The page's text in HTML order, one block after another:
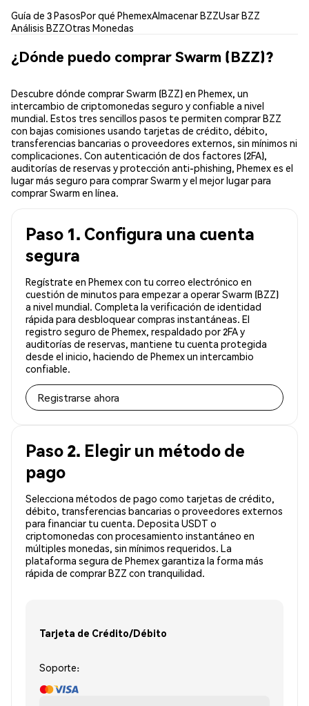
Guía de 3 PasosPor qué PhemexAlmacenar BZZUsar BZZ
Análisis BZZOtras Monedas
¿Dónde puedo comprar Swarm (BZZ)?
Descubre dónde comprar Swarm (BZZ) en Phemex, un
intercambio de criptomonedas seguro y confiable a nivel
mundial. Estos tres sencillos pasos te permiten comprar BZZ
con bajas comisiones usando tarjetas de crédito, débito,
transferencias bancarias o proveedores externos, sin mínimos ni
complicaciones. Con autenticación de dos factores (2FA),
auditorías de reservas y protección anti-phishing, Phemex es el
lugar más seguro para comprar Swarm y el mejor lugar para
comprar Swarm en línea.
Paso 1. Configura una cuenta
segura
Regístrate en Phemex con tu correo electrónico en
cuestión de minutos para empezar a operar Swarm (BZZ)
a nivel mundial. Completa la verificación de identidad
rápida para desbloquear compras instantáneas. El
registro seguro de Phemex, respaldado por 2FA y
auditorías de reservas, mantiene tu cuenta protegida
desde el inicio, haciendo de Phemex un intercambio
confiable.
Registrarse ahora
Paso 2. Elegir un método de
pago
Selecciona métodos de pago como tarjetas de crédito,
débito, transferencias bancarias o proveedores externos
para financiar tu cuenta. Deposita USDT o
criptomonedas con procesamiento instantáneo en
múltiples monedas, sin mínimos requeridos. La
plataforma segura de Phemex garantiza la forma más
rápida de comprar BZZ con tranquilidad.
Tarjeta de Crédito/Débito
Soporte: